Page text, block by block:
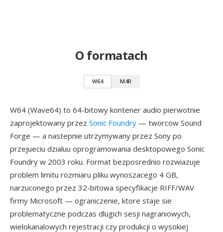
O formatach
W64 M4R
W64 (Wave64) to 64-bitowy kontener audio pierwotnie
zaprojektowany przez Sonic Foundry — tworcow Sound
Forge — a nastepnie utrzymywany przez Sony po
przejueciu dzialuu oprogramowania desktopowego Sonic
Foundry w 2003 roku. Format bezposrednio rozwiazuje
problem limitu rozmiaru pliku wynoszacego 4 GB,
narzuconego przez 32-bitowa specyfikacje RIFF/WAV
firmy Microsoft — ograniczenie, ktore staje sie
problematyczne podczas dlugich sesji nagraniowych,
wielokanalowych rejestracji czy produkcji o wysokiej